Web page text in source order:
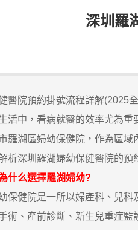
深圳羅
院預約掛號流程詳解(2025
中，看病就醫的效率尤為重
羅湖區婦幼保健院，作為區
深圳羅湖婦幼保健醫院的預
什么選擇羅湖婦幼?
健院是一所以婦產科、兒科
術、產前診斷、新生兒重症